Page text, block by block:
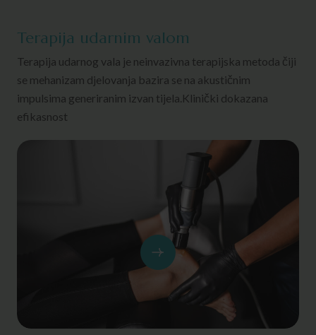
Terapija udarnim valom
Terapija udarnog vala je neinvazivna terapijska metoda čiji
se mehanizam djelovanja bazira se na akustičnim
impulsima generiranim izvan tijela.Klinički dokazana
efikasnost